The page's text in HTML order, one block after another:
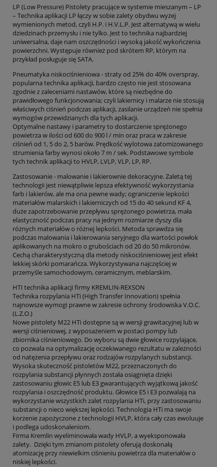
LP (Low Pressure) Pistolety pracujące w systemie mieszanym – LP
– Technika aplikacji LP łączy w sobie zalety obydwu wyżej
wymienionych metod, czyli H.P. i H.V.L.P. Jest alternatywą w wielu
dziedzinach przemysłu i nie tylko. Jest to technika najbardziej
uniwersalna, daje nam oszczędności i wysoką jakość wykończenia
powierzchni. Występuje również pod skrótem RP, którym na
przykład posługuje się SATA.
Pneumatyka niskociśnieniowa - straty od 25% do 40% overspray,
popularna technika aplikacji, bardzo często nie jest stosowana
zgodnie z zaleceniami nastawów, które są niezbędne do
prawidłowego funkcjonowania; czyli lakiernicy i malarze nie stosują
właściwych ciśnień podczas aplikacji, zasilanie urządzeń nie spełnia
wymogów przewidzianych dla tych aplikacji.
Optymalne nastawy i parametry to dostarczenie sprężonego
powietrza w ilości od 600 do 900 l / min oraz praca w zakresie
ciśnień od 1, 5 do 2, 5 barów. Prędkość wylotowa zatomizowanego
strumienia farby wynosi około 7 m / sek. Podstawowe symbole
tych technik aplikacji to HVLP, LVLP, VLP, LP, RP.
Zastosowanie - malowanie i lakierownie dekoracyjne. Zaletą tej
technologii jest niewątpliwie lepsza efektywność wykorzystania
farb i lakierów, ale ma ona pewne wady; ograniczenie lepkości
materiałów malarskich i lakierniczych od 15 do 40 sekund KF 4,
duże zapotrzebowanie przepływu sprężonego powietrza, mała
elastyczność podczas pracy na jednym rozmiarze dyszy dla
różnych materiałów o różnej lepkości. Metoda sprawdza się
podczas malowania i lakierowania seryjnego dla wartości powłok
aplikowanych na mokro o grubościach od 20 do 50 mikronów.
Cechą charakterystyczną dla metody niskociśnieniowej jest efekt
lekkiej skórki pomarańcza. Wykorzystywana najczęściej w
przemyśle samochodowym, ceramicznym, meblarskim.
HTI technika aplikacji firmy KREMLIN-REXSON
Technika rozpylania HTi (High Transfer Innovation) spełnia
najnowsze wymogi prawne w zakresie ochrony środowiska V.O.C.
(L.Z.O.)
Nowe pistolety M22 HTi dostępne są w wersji grawitacyjnej lub w
wersji ciśnieniowej, z wyposażeniem w postaci pompy lub
zbiornika ciśnieniowego. Do wyboru są dwie głowice rozpylające,
co pozwala na optymalizację oczekiwanego rezultatu w zależności
od natężenia przepływu oraz rodzajów rozpylanych substancji.
Wysoka skuteczność pistoletów M22, przeznaczonych do
rozpylania substancji płynnych została osiągnięta dzięki
zastosowaniu głowic E5 lub E3 gwarantujących wyjątkową jakość
rozpylania i oszczędność produktu. Głowice E5 i E3 pozwalają na
wykorzystanie wszystkich zalet rozpylania HTi, przy zastosowaniu
substancji o nieco większej lepkości. Technologia HTi ma swoje
korzenie zapożyczone z technologii HVLP, która cały czas ewoluuje
i podlega udoskonaleniom.
Firma Kremlin wyeliminowała wady HVLP, a wyeksponowała
zalety. Dzięki tym zmianom pistolety oferują doskonałą
atomizację przy niewielkim ciśnieniu powietrza dla materiałów o
niskiej lepkości.